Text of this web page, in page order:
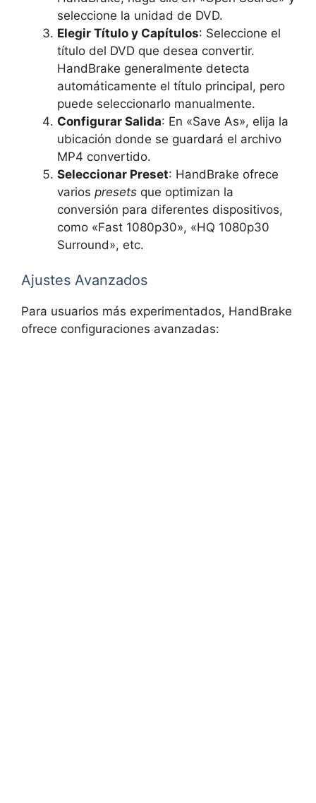
seleccione la unidad de DVD.
Elegir Título y Capítulos: Seleccione el
título del DVD que desea convertir.
HandBrake generalmente detecta
automáticamente el título principal, pero
puede seleccionarlo manualmente.
Configurar Salida: En «Save As», elija la
ubicación donde se guardará el archivo
MP4 convertido.
Seleccionar Preset: HandBrake ofrece
varios presets que optimizan la
conversión para diferentes dispositivos,
como «Fast 1080p30», «HQ 1080p30
Surround», etc.
Ajustes Avanzados
Para usuarios más experimentados, HandBrake
ofrece configuraciones avanzadas: